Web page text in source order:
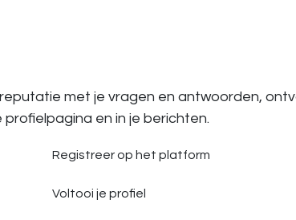
met je vragen en antwoorden,
en in je berichten.
Registreer op het platform
Voltooi je profiel